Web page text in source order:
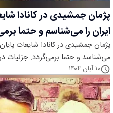
پژمان جمشیدی در کانادا
ایران را می‌شناسم و حتما
پژمان جمشیدی در کانادا شایعات
می‌شناسد و حتما برمی‌گردد. جزئیات
۱۰ آبان ۱۴۰۴